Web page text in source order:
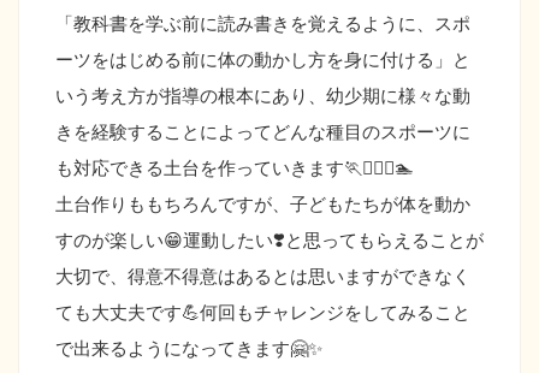
「教科書を学ぶ前に読み書きを覚えるように、スポ
ーツをはじめる前に体の動かし方を身に付ける」と
いう考え方が指導の根本にあり、幼少期に様々な動
きを経験することによってどんな種目のスポーツに
も対応できる土台を作っていきます🏃🤾‍♀️⛹️🏊
土台作りももちろんですが、子どもたちが体を動か
すのが楽しい😁運動したい❣️と思ってもらえることが
大切で、得意不得意はあるとは思いますができなく
ても大丈夫です💪何回もチャレンジをしてみること
で出来るようになってきます🤗✨